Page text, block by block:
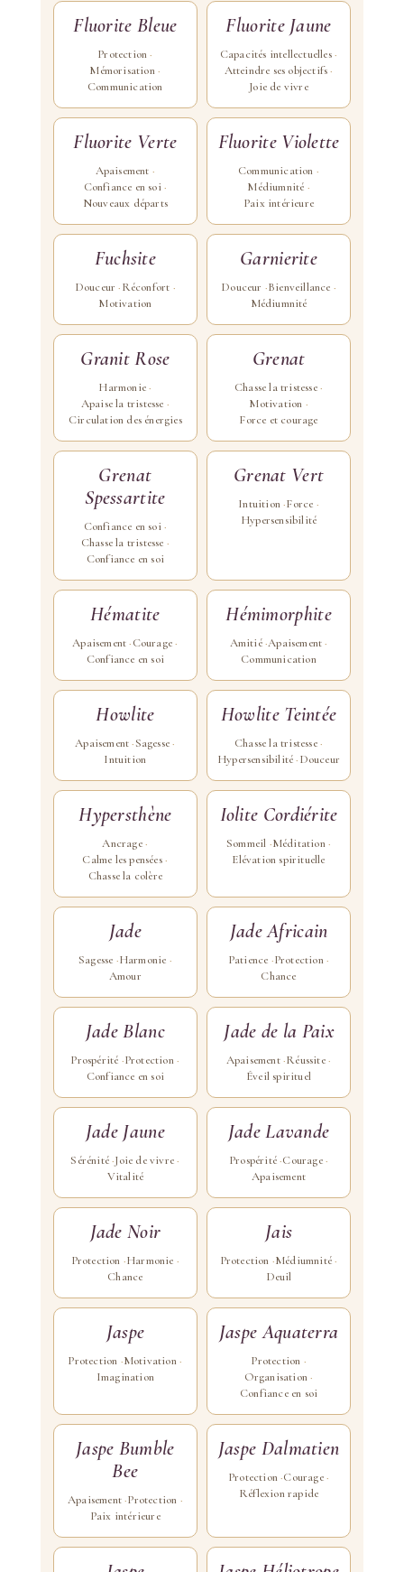
Fluorite Bleue
Protection
Mémorisation
Communication
Fluorite Jaune
Capacités intellectuelles
Atteindre ses objectifs
Joie de vivre
Fluorite Verte
Apaisement
Confiance en soi
Nouveaux départs
Fluorite Violette
Communication
Médiumnité
Paix intérieure
Fuchsite
Douceur Réconfort
Motivation
Garnierite
Douceur Bienveillance
Médiumnité
Granit Rose
Harmonie
Apaise la tristesse
Circulation des énergies
Grenat
Chasse la tristesse
Motivation
Force et courage
Grenat
Spessartite
Confiance en soi
Chasse la tristesse
Confiance en soi
Grenat Vert
Intuition Force
Hypersensibilité
Hématite
Apaisement Courage
Confiance en soi
Hémimorphite
Amitié Apaisement
Communication
Howlite
Apaisement Sagesse
Intuition
Howlite Teintée
Chasse la tristesse
Hypersensibilité Douceur
Hypersthène
Ancrage
Calme les pensées
Chasse la colère
Iolite Cordiérite
Sommeil Méditation
Elévation spirituelle
Jade
Sagesse Harmonie
Amour
Jade Africain
Patience Protection
Chance
Jade Blanc
Prospérité Protection
Confiance en soi
Jade de la Paix
Apaisement Réussite
Éveil spirituel
Jade Jaune
Sérénité Joie de vivre
Vitalité
Jade Lavande
Prospérité Courage
Apaisement
Jade Noir
Protection Harmonie
Chance
Jais
Protection Médiumnité
Deuil
Jaspe
Protection Motivation
Imagination
Jaspe Aquaterra
Protection
Organisation
Confiance en soi
Jaspe Bumble
Bee
Apaisement Protection
Paix intérieure
Jaspe Dalmatien
Protection Courage
Réflexion rapide